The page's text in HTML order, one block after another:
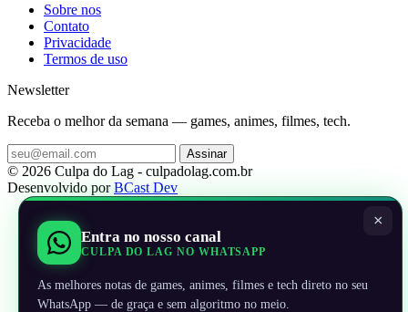
Sobre nos
Contato
Privacidade
Termos de uso
Newsletter
Receba o melhor da semana — games, animes, filmes, tech.
Assinar
© 2026 Culpa do Lag - culpadolag.com.br
Desenvolvido porBCast Dev
×
Entra no nosso canal
CULPA DO LAG NO WHATSAPP
As melhores notas de games, animes, filmes e tech direto no seu
WhatsApp — de graça e sem algoritmo no meio.